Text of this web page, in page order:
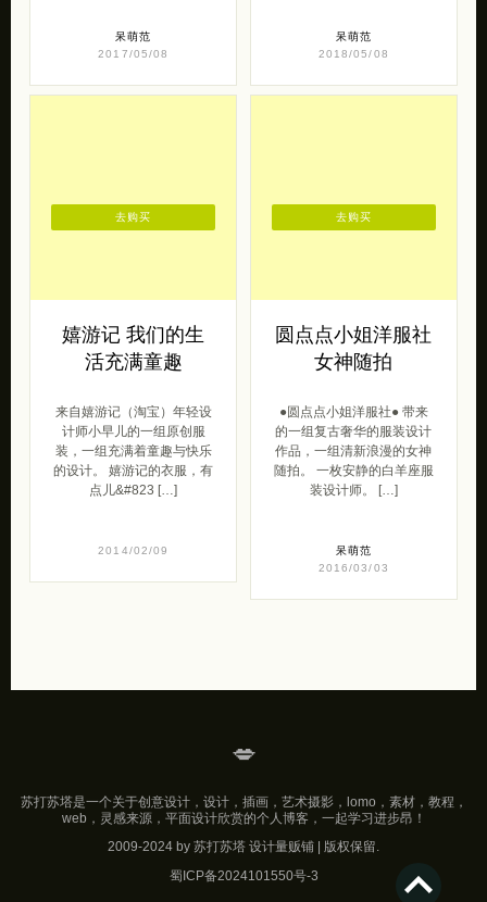
呆萌范
2017/05/08
呆萌范
2018/05/08
嬉游记 我们的生
活充满童趣
来自嬉游记（淘宝）年轻设
计师小早儿的一组原创服
装，一组充满着童趣与快乐
的设计。 嬉游记的衣服，有
点儿&#823 […]
2014/02/09
去购买
圆点点小姐洋服社
女神随拍
●圆点点小姐洋服社● 带来
的一组复古奢华的服装设计
作品，一组清新浪漫的女神
随拍。 一枚安静的白羊座服
装设计师。 […]
呆萌范
2016/03/03
去购买
💋
苏打苏塔是一个关于创意设计，设计，插画，艺术摄影，lomo，素材，教程，
web，灵感来源，平面设计欣赏的个人博客，一起学习进步昂！
2009-2024 by 苏打苏塔 设计量贩铺 | 版权保留.
蜀ICP备2024101550号-3